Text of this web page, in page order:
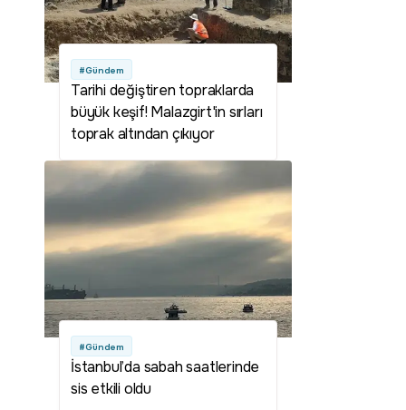
#Gündem
Tarihi değiştiren topraklarda
büyük keşif! Malazgirt'in sırları
toprak altından çıkıyor
#Gündem
İstanbul’da sabah saatlerinde
sis etkili oldu